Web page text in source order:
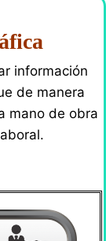
información
de manera
mano de obra